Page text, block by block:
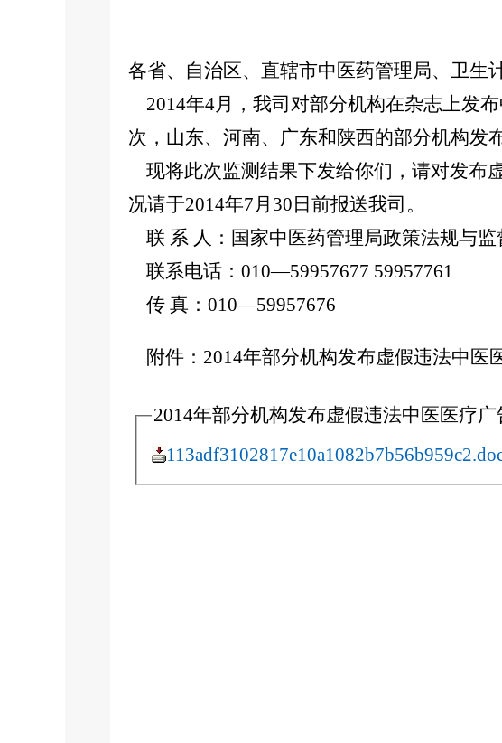
各省、自治区、直辖市中医药管理局、卫生
2014年4月，我司对部分机构在杂志上发
次，山东、河南、广东和陕西的部分机构发
现将此次监测结果下发给你们，请对发布
况请于2014年7月30日前报送我司。
联 系 人：国家中医药管理局政策法规与监
联系电话：010—59957677 59957761
传 真：010—59957676
附件：2014年部分机构发布虚假违法中医
2014年部分机构发布虚假违法中医医疗